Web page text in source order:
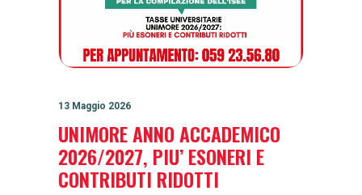
13 Maggio 2026
UNIMORE ANNO ACCADEMICO
2026/2027, PIU’ ESONERI E
CONTRIBUTI RIDOTTI